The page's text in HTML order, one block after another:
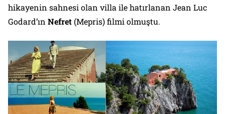
hikayenin sahnesi olan villa ile hatırlanan Jean Luc
Godard’ın Nefret(Mepris) filmi olmuştu.